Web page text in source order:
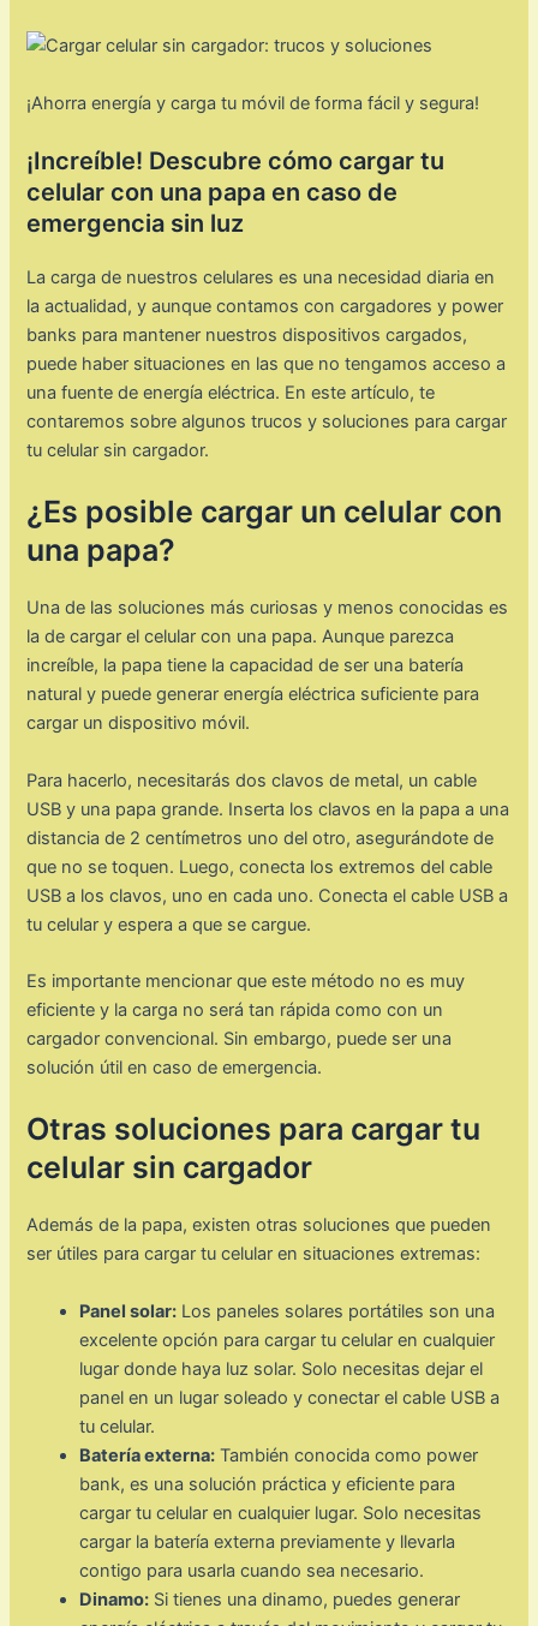
¡Ahorra energía y carga tu móvil de forma fácil y segura!
¡Increíble! Descubre cómo cargar tu
celular con una papa en caso de
emergencia sin luz
La carga de nuestros celulares es una necesidad diaria en
la actualidad, y aunque contamos con cargadores y power
banks para mantener nuestros dispositivos cargados,
puede haber situaciones en las que no tengamos acceso a
una fuente de energía eléctrica. En este artículo, te
contaremos sobre algunos trucos y soluciones para cargar
tu celular sin cargador.
¿Es posible cargar un celular con
una papa?
Una de las soluciones más curiosas y menos conocidas es
la de cargar el celular con una papa. Aunque parezca
increíble, la papa tiene la capacidad de ser una batería
natural y puede generar energía eléctrica suficiente para
cargar un dispositivo móvil.
Para hacerlo, necesitarás dos clavos de metal, un cable
USB y una papa grande. Inserta los clavos en la papa a una
distancia de 2 centímetros uno del otro, asegurándote de
que no se toquen. Luego, conecta los extremos del cable
USB a los clavos, uno en cada uno. Conecta el cable USB a
tu celular y espera a que se cargue.
Es importante mencionar que este método no es muy
eficiente y la carga no será tan rápida como con un
cargador convencional. Sin embargo, puede ser una
solución útil en caso de emergencia.
Otras soluciones para cargar tu
celular sin cargador
Además de la papa, existen otras soluciones que pueden
ser útiles para cargar tu celular en situaciones extremas:
Panel solar: Los paneles solares portátiles son una
excelente opción para cargar tu celular en cualquier
lugar donde haya luz solar. Solo necesitas dejar el
panel en un lugar soleado y conectar el cable USB a
tu celular.
Batería externa: También conocida como power
bank, es una solución práctica y eficiente para
cargar tu celular en cualquier lugar. Solo necesitas
cargar la batería externa previamente y llevarla
contigo para usarla cuando sea necesario.
Dinamo: Si tienes una dinamo, puedes generar